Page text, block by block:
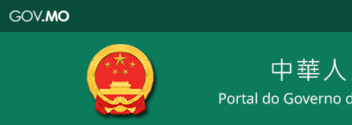
RAE
de
Macau